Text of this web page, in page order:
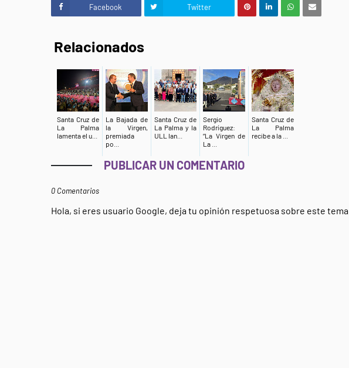
Facebook Twitter
Relacionados
Santa Cruz de
La Palma
lamenta el u...
La Bajada de
la Virgen,
premiada
po...
Santa Cruz de
La Palma y la
ULL lan...
Sergio
Rodríguez:
“La Virgen de
La ...
Santa Cruz de
La Palma
recibe a la ...
PUBLICAR UN COMENTARIO
0 Comentarios
Hola, si eres usuario Google, deja tu opinión respetuosa sobre este tema.